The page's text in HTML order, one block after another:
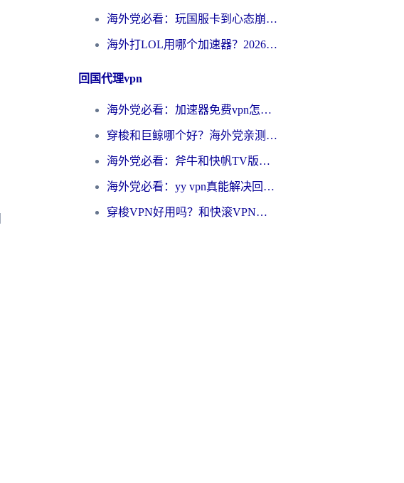
海外党必看：玩国服卡到心态崩？少女前线云图计划加速器免费推荐+碧蓝航线足球世界流畅攻略
海外打LOL用哪个加速器？2026实用指南：从延迟到设备适配，一篇解决你的国服游戏痛点
回国代理vpn
海外党必看：加速器免费vpn怎么选？3步教你无缝访问国内资源
穿梭和巨鲸哪个好？海外党亲测3款回国加速器，教你避开90%的坑
海外党必看：斧牛和快帆TV版哪个好？3分钟选对回国加速器，无缝刷B站、追热剧
海外党必看：yy vpn真能解决回国访问难题？附云极initap测评+免费方案对比
穿梭VPN好用吗？和快滚VPN对比哪个回国效果更好？海外党选回国加速器必看指南